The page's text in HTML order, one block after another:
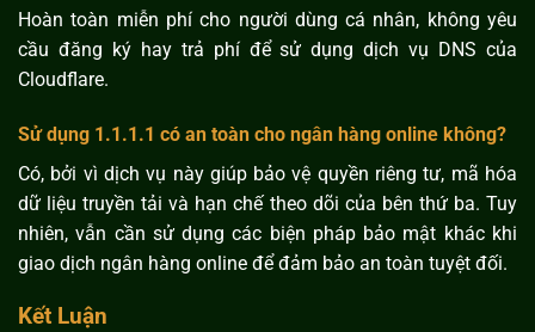
Hoàn toàn miễn phí cho người dùng cá nhân, không yêu
cầu đăng ký hay trả phí để sử dụng dịch vụ DNS của
Cloudflare.
Sử dụng 1.1.1.1 có an toàn cho ngân hàng online không?
Có, bởi vì dịch vụ này giúp bảo vệ quyền riêng tư, mã hóa
dữ liệu truyền tải và hạn chế theo dõi của bên thứ ba. Tuy
nhiên, vẫn cần sử dụng các biện pháp bảo mật khác khi
giao dịch ngân hàng online để đảm bảo an toàn tuyệt đối.
Kết Luận